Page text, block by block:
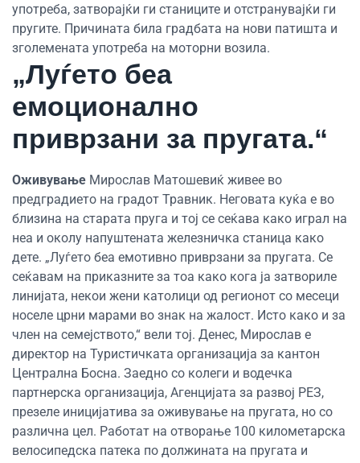
употреба, затворајќи ги станиците и отстранувајќи ги
пругите. Причината била градбата на нови патишта и
зголемената употреба на моторни возила.
„Луѓето беа
емоционално
приврзани за пругата.“
Оживување Мирослав Матошевиќ живее во
предградието на градот Травник. Неговата куќа е во
близина на старата пруга и тој се сеќава како играл на
неа и околу напуштената железничка станица како
дете. „Луѓето беа емотивно приврзани за пругата. Се
сеќавам на приказните за тоа како кога ја затвориле
линијата, некои жени католици од регионот со месеци
носеле црни марами во знак на жалост. Исто како и за
член на семејството,“ вели тој. Денес, Мирослав е
директор на Туристичката организација за кантон
Централна Босна. Заедно со колеги и водечка
партнерска организација, Агенцијата за развој РЕЗ,
презеле иницијатива за оживување на пругата, но со
различна цел. Работат на отворање 100 километарска
велосипедска патека по должината на пругата и